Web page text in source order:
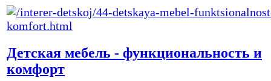
Детская мебель - функциональность и
комфорт